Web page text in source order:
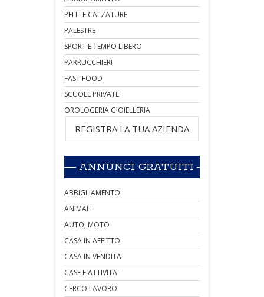
PELLI E CALZATURE
PALESTRE
SPORT E TEMPO LIBERO
PARRUCCHIERI
FAST FOOD
SCUOLE PRIVATE
OROLOGERIA GIOIELLERIA
REGISTRA LA TUA AZIENDA
ANNUNCI GRATUITI
ABBIGLIAMENTO
ANIMALI
AUTO, MOTO
CASA IN AFFITTO
CASA IN VENDITA
CASE E ATTIVITA'
CERCO LAVORO